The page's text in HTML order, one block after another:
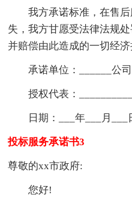
我方承诺标准，在售后
失，我方甘愿受法律法规
并赔偿由此造成的一切经济
承诺单位：______公司
授权代表：
日期：___年___月___
投标服务承诺书3
尊敬的xx市政府:
您好!